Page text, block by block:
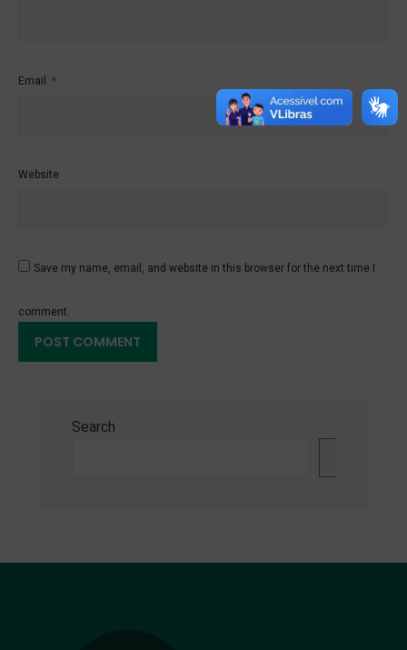
Email *
Website
Save my name, email, and website in this browser for the next time I
comment.
Search